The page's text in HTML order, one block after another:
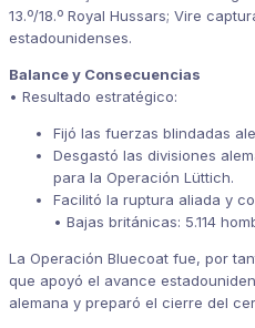
13.º/18.º Royal Hussars; Vire
estadounidenses.
Balance y Consecuencias
• Resultado estratégico:
Fijó las fuerzas blindadas
Desgastó las divisiones
para la Operación Lüttich.
Facilitó la ruptura aliada y
• Bajas británicas: 5.114
La Operación Bluecoat fue, por
que apoyó el avance
alemana y preparó el cierre del